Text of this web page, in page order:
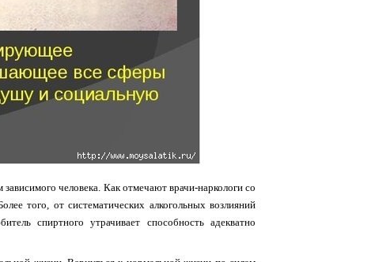
человека. Как отмечают врачи-наркологи со
того, от систематических алкогольных возлияний
спиртного утрачивает способность адекватно